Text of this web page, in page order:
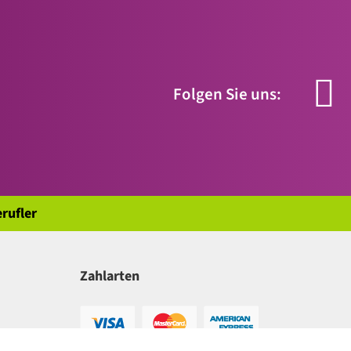
Folgen Sie uns:
Zahlarten